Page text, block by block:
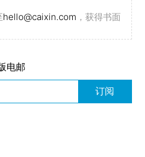
hello@caixin.com ，获得书面
电邮
订阅